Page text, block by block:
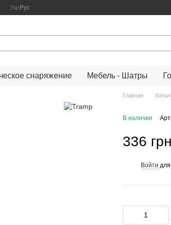
Укр Рус
снаряжение Мебель - Шатры
Главная
В наличии
336 грн
Войти